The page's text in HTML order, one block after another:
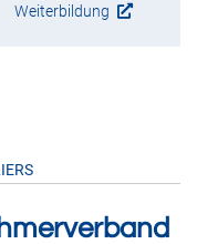
Weiterbildung